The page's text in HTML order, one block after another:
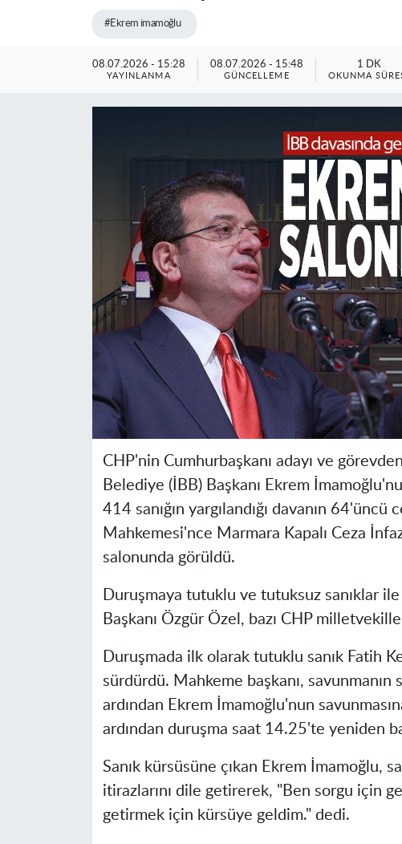
#Ekrem imamoğlu
08.07.2026 - 15:28
YAYINLANMA
08.07.2026 - 15:48
GÜNCELLEME
1 DK
OKUNMA
CHP'nin Cumhurbaşkanı adayı ve
Belediye (İBB) Başkanı Ekrem
414 sanığın yargılandığı davanın
Mahkemesi'nce Marmara Kapalı Ceza
salonunda görüldü.
Duruşmaya tutuklu ve tutuksuz sanıklar ile
Başkanı Özgür Özel, bazı CHP
Duruşmada ilk olarak tutuklu sanık Fatih
sürdürdü. Mahkeme başkanı,
ardından Ekrem İmamoğlu'nun
ardından duruşma saat 14.25'te yeniden
Sanık kürsüsüne çıkan Ekrem İmamoğlu,
itirazlarını dile getirerek, "Ben sorgu için
getirmek için kürsüye geldim." dedi.